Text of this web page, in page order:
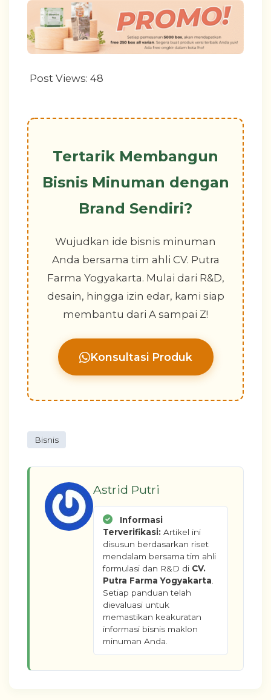
Post Views: 48
Tertarik Membangun
Bisnis Minuman dengan
Brand Sendiri?
Wujudkan ide bisnis minuman
Anda bersama tim ahli CV. Putra
Farma Yogyakarta. Mulai dari R&D,
desain, hingga izin edar, kami siap
membantu dari A sampai Z!
Konsultasi Produk
Bisnis
Astrid Putri
Informasi
Terverifikasi: Artikel ini
disusun berdasarkan riset
mendalam bersama tim ahli
formulasi dan R&D di CV.
Putra Farma Yogyakarta.
Setiap panduan telah
dievaluasi untuk
memastikan keakuratan
informasi bisnis maklon
minuman Anda.